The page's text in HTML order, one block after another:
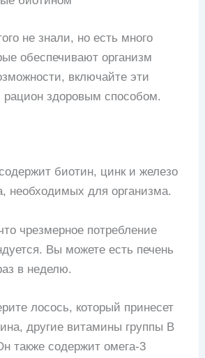
не знали, но есть много
обеспечивают организм
включайте эти
рацион здоровым способом.
биотин, цинк и железо
необходимых для организма.
чрезмерное потребление
Вы можете есть печень
в неделю.
лосось, который принесет
другие витамины группы B
также содержит омега-3